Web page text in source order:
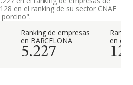
en el ranking de su sector CNAE
Ranking de empresas
en BARCELONA
5.227
en el
128